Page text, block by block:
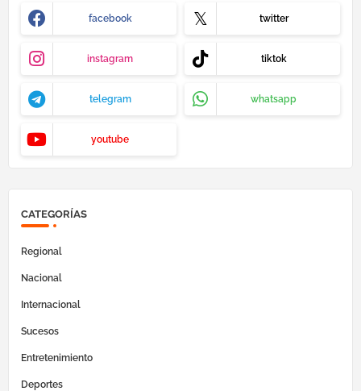
facebook twitter
instagram tiktok
telegram whatsapp
youtube
CATEGORÍAS
Regional
Nacional
Internacional
Sucesos
Entretenimiento
Deportes